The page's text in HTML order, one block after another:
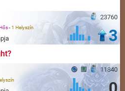
23760
-1 Helyszín 3
11840